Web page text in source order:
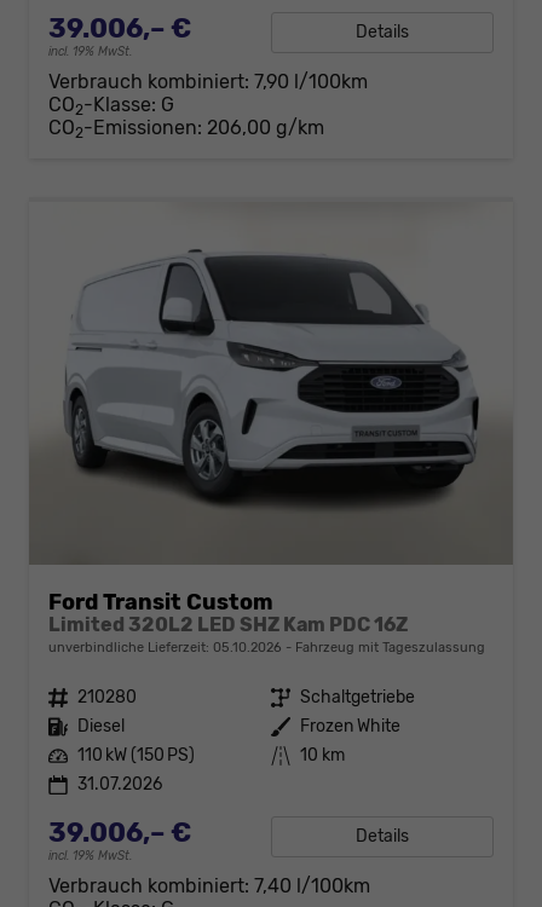
39.006,– €
incl. 19% MwSt.
Details
Verbrauch kombiniert: 7,90 l/100km
CO2-Klasse: G
CO2-Emissionen: 206,00 g/km
Ford Transit Custom
Limited 320L2 LED SHZ Kam PDC 16Z
unverbindliche Lieferzeit: 05.10.2026 Fahrzeug mit Tageszulassung
Fahrzeugnr. 210280 Getriebe Schaltgetriebe
Kraftstoff Diesel Außenfarbe Frozen White
Leistung 110 kW (150 PS) Kilometerstand 10 km
31.07.2026
39.006,– €
incl. 19% MwSt.
Details
Verbrauch kombiniert: 7,40 l/100km